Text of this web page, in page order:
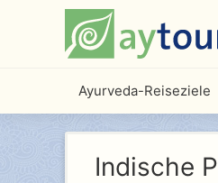
Ayurveda-Reiseziele
Indische